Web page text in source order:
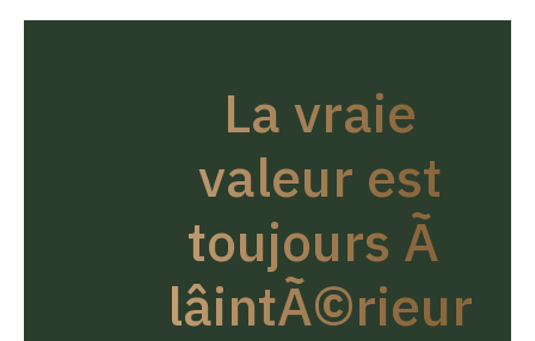
La vraie
valeur est
toujours Ã
lâintÃ©rieur